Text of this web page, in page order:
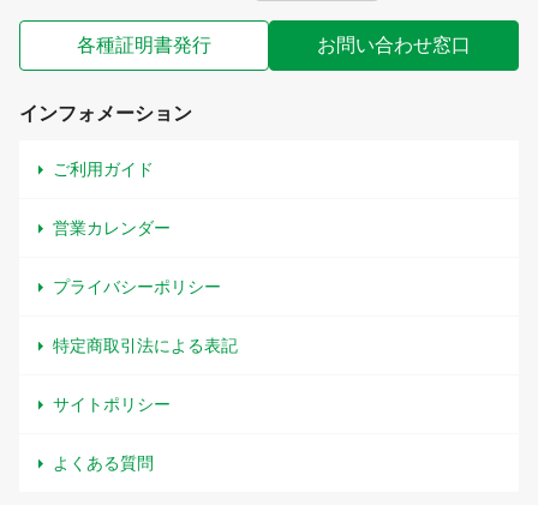
各種証明書発行 お問い合わせ窓口
インフォメーション
ご利用ガイド
営業カレンダー
プライバシーポリシー
特定商取引法による表記
サイトポリシー
よくある質問